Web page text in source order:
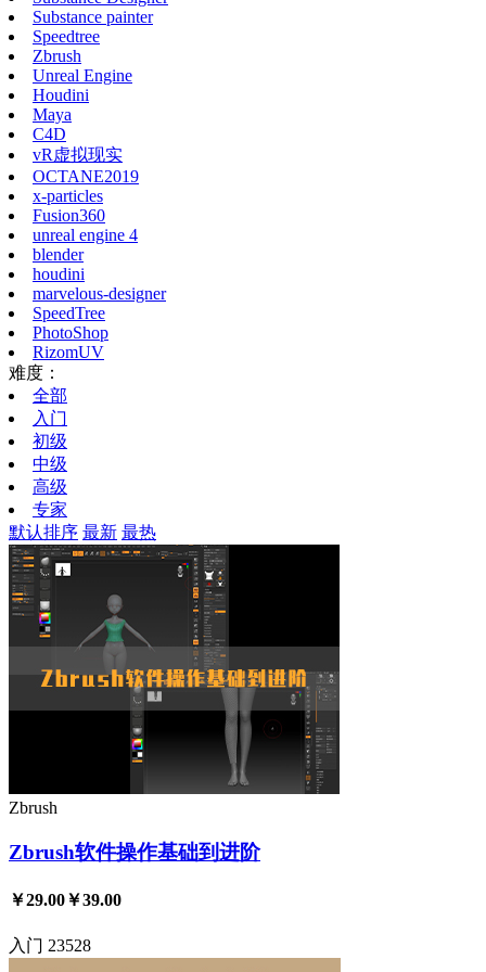
Substance painter
Speedtree
Zbrush
Unreal Engine
Houdini
Maya
C4D
vR虚拟现实
OCTANE2019
x-particles
Fusion360
unreal engine 4
blender
houdini
marvelous-designer
SpeedTree
PhotoShop
RizomUV
难度：
全部
入门
初级
中级
高级
专家
默认排序 最新 最热
Zbrush
Zbrush软件操作基础到进阶
￥29.00￥39.00
入门 23528